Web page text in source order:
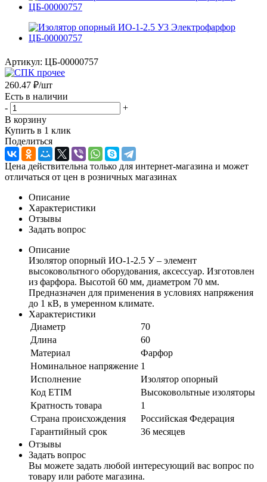
Артикул: ЦБ-00000757
260.47 ₽/шт
Есть в наличии
-
+
В корзину
Купить в 1 клик
Поделиться
Цена действительна только для интернет-магазина и может
отличаться от цен в розничных магазинах
Описание
Характеристики
Отзывы
Задать вопрос
Описание
Изолятор опорный ИО-1-2.5 У – элемент
высоковольтного оборудования, аксессуар. Изготовлен
из фарфора. Высотой 60 мм, диаметром 70 мм.
Предназначен для применения в условиях напряжения
до 1 кВ, в умеренном климате.
Характеристики
Диаметр
70
Длина
60
Материал
Фарфор
Номинальное напряжение 1
Исполнение
Изолятор опорный
Код ETIM
Высоковольтные изоляторы
Кратность товара
1
Страна происхождения
Российская Федерация
Гарантийный срок
36 месяцев
Отзывы
Задать вопрос
Вы можете задать любой интересующий вас вопрос по
товару или работе магазина.